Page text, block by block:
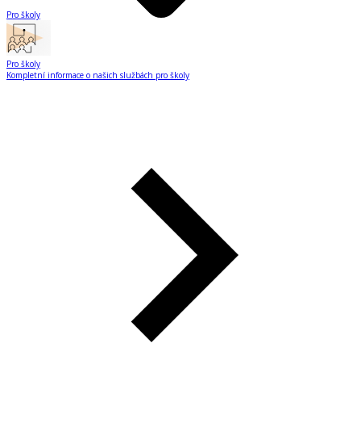
Pro školy
Pro školy
Kompletní informace o našich službách pro školy